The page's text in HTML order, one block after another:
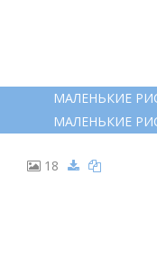
МАЛЕНЬКИЕ
МАЛЕНЬКИЕ
18